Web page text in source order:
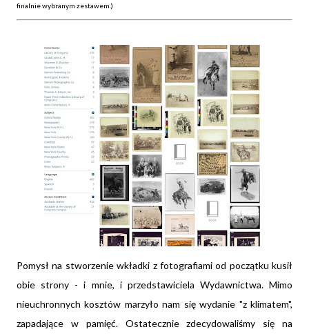
finalnie wybranym zestawem.)
Pomysł na stworzenie wkładki z fotografiami od początku kusił
obie strony - i mnie, i przedstawiciela Wydawnictwa. Mimo
nieuchronnych kosztów marzyło nam się wydanie "z klimatem",
zapadające w pamięć. Ostatecznie zdecydowaliśmy się na